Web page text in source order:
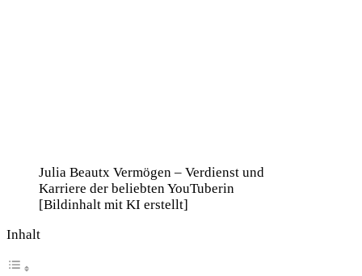
Julia Beautx Vermögen – Verdienst und
Karriere der beliebten YouTuberin
[Bildinhalt mit KI erstellt]
Inhalt